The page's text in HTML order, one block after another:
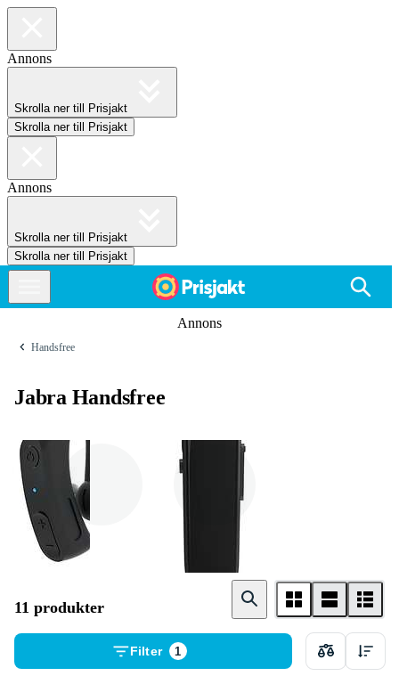
Annons
Skrolla ner till Prisjakt
Skrolla ner till Prisjakt
Annons
Skrolla ner till Prisjakt
Skrolla ner till Prisjakt
Annons
Handsfree
Jabra Handsfree
11 produkter
Filter 1